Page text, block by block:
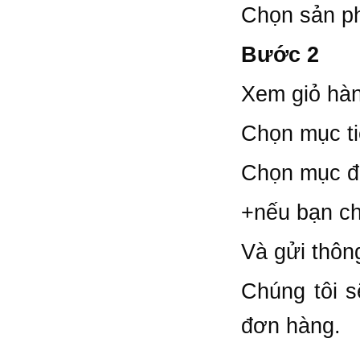
Chọn sản
Bước 2
Xem giỏ
Chọn mục
Chọn mục
+nếu bạn
Và gửi
Chúng tôi
đơn hàng.